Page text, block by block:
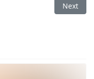
Batam BengkelNext
Next